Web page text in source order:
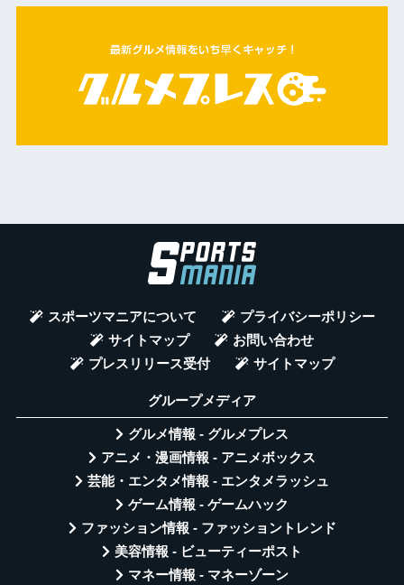
スポーツマニアについて
プライバシーポリシー
サイトマップ
お問い合わせ
プレスリリース受付
サイトマップ
グループメディア
グルメ情報 - グルメプレス
アニメ・漫画情報 - アニメボックス
芸能・エンタメ情報 - エンタメラッシュ
ゲーム情報 - ゲームハック
ファッション情報 - ファッショントレンド
美容情報 - ビューティーポスト
マネー情報 - マネーゾーン